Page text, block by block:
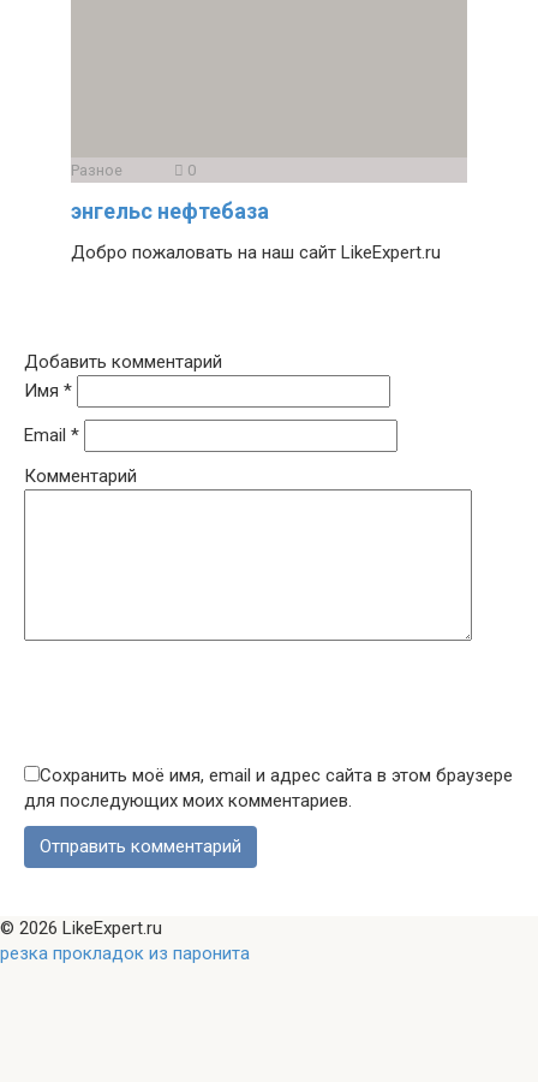
Разное 0
энгельс нефтебаза
Добро пожаловать на наш сайт LikeExpert.ru
Добавить комментарий
Имя *
Email *
Комментарий
Сохранить моё имя, email и адрес сайта в этом браузере
для последующих моих комментариев.
© 2026 LikeExpert.ru
резка прокладок из паронита